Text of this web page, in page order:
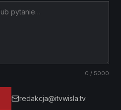
0 / 5000
redakcja@itvwisla.tv